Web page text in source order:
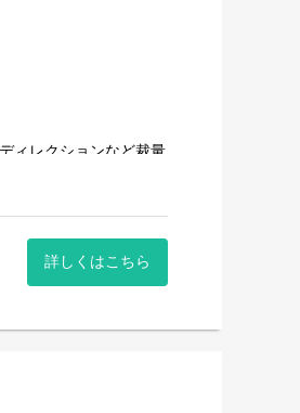
ィレクションなど裁量
えていますので、会社
詳しくはこちら